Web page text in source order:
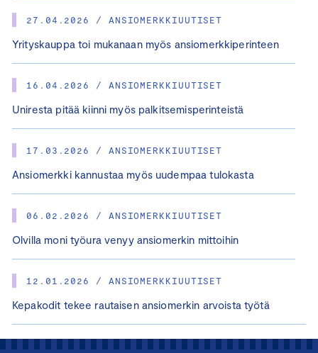
27.04.2026 / ANSIOMERKKIUUTISET
Yrityskauppa toi mukanaan myös ansiomerkkiperinteen
16.04.2026 / ANSIOMERKKIUUTISET
Uniresta pitää kiinni myös palkitsemisperinteistä
17.03.2026 / ANSIOMERKKIUUTISET
Ansiomerkki kannustaa myös uudempaa tulokasta
06.02.2026 / ANSIOMERKKIUUTISET
Olvilla moni työura venyy ansiomerkin mittoihin
12.01.2026 / ANSIOMERKKIUUTISET
Kepakodit tekee rautaisen ansiomerkin arvoista työtä